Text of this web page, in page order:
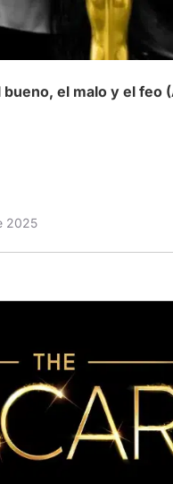
bueno, el malo y el feo
2025
Óscar 2025 # Anora